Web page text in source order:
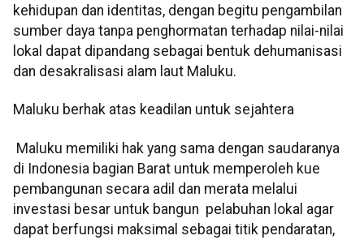
kehidupan dan identitas, dengan begitu pengambilan
sumber daya tanpa penghormatan terhadap nilai-nilai
lokal dapat dipandang sebagai bentuk dehumanisasi
dan desakralisasi alam laut Maluku.
Maluku berhak atas keadilan untuk sejahtera
Maluku memiliki hak yang sama dengan saudaranya
di Indonesia bagian Barat untuk memperoleh kue
pembangunan secara adil dan merata melalui
investasi besar untuk bangun pelabuhan lokal agar
dapat berfungsi maksimal sebagai titik pendaratan,